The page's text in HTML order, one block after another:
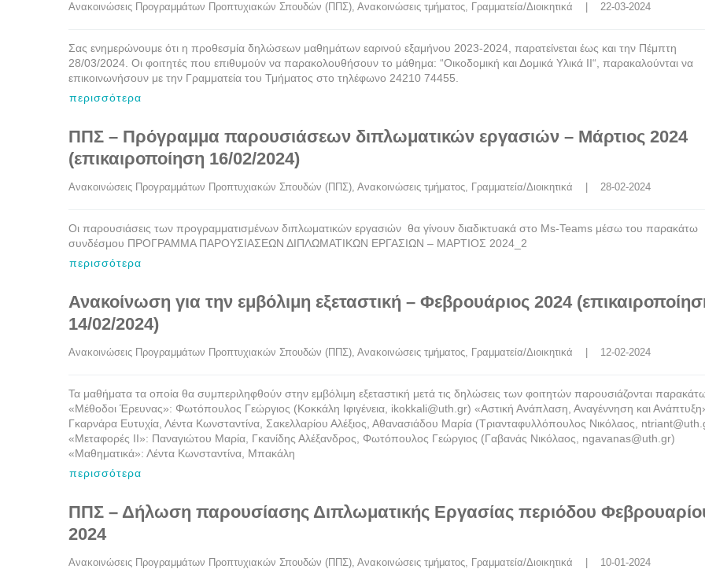
Ανακοινώσεις Προγραμμάτων Προπτυχιακών Σπουδών (ΠΠΣ), Ανακοινώσεις τμήματος, Γραμματεία/Διοικητικά
    |    22-03-2024
Σας ενημερώνουμε ότι η προθεσμία δηλώσεων μαθημάτων εαρινού εξαμήνου 2023-2024, παρατείνεται έως και την Πέμπτη
28/03/2024. Οι φοιτητές που επιθυμούν να παρακολουθήσουν το μάθημα: “Οικοδομική και Δομικά Υλικά ΙΙ“, παρακαλούνται να
επικοινωνήσουν με την Γραμματεία του Τμήματος στο τηλέφωνο 24210 74455.
περισσότερα
ΠΠΣ – Πρόγραμμα παρουσιάσεων διπλωματικών εργασιών – Μάρτιος 2024
(επικαιροποίηση 16/02/2024)
Ανακοινώσεις Προγραμμάτων Προπτυχιακών Σπουδών (ΠΠΣ), Ανακοινώσεις τμήματος, Γραμματεία/Διοικητικά
    |    28-02-2024
Οι παρουσιάσεις των προγραμματισμένων διπλωματικών εργασιών θα γίνουν διαδικτυακά στο Ms-Teams μέσω του παρακάτω
συνδέσμου ΠΡΟΓΡΑΜΜΑ ΠΑΡΟΥΣΙΑΣΕΩΝ ΔΙΠΛΩΜΑΤΙΚΩΝ ΕΡΓΑΣΙΩΝ – ΜΑΡΤΙΟΣ 2024_2
περισσότερα
Ανακοίνωση για την εμβόλιμη εξεταστική – Φεβρουάριος 2024
14/02/2024)
Ανακοινώσεις Προγραμμάτων Προπτυχιακών Σπουδών (ΠΠΣ), Ανακοινώσεις τμήματος, Γραμματεία/Διοικητικά
    |    12-02-2024
Τα μαθήματα τα οποία θα συμπεριληφθούν στην εμβόλιμη εξεταστική μετά τις δηλώσεις των φοιτητών παρουσιάζονται
«Μέθοδοι Έρευνας»: Φωτόπουλος Γεώργιος (Κοκκάλη Ιφιγένεια, ikokkali@uth.gr) «Αστική Ανάπλαση, Αναγέννηση και
Γκαρνάρα Ευτυχία, Λέντα Κωνσταντίνα, Σακελλαρίου Αλέξιος, Αθανασιάδου Μαρία (Τριανταφυλλόπουλος Νικόλαος,
«Μεταφορές ΙΙ»: Παναγιώτου Μαρία, Γκανίδης Αλέξανδρος, Φωτόπουλος Γεώργιος (Γαβανάς Νικόλαος, ngavanas@uth.gr)
«Μαθηματικά»: Λέντα Κωνσταντίνα, Μπακάλη
περισσότερα
ΠΠΣ – Δήλωση παρουσίασης Διπλωματικής Εργασίας περιόδου
2024
Ανακοινώσεις Προγραμμάτων Προπτυχιακών Σπουδών (ΠΠΣ), Ανακοινώσεις τμήματος, Γραμματεία/Διοικητικά
    |    10-01-2024